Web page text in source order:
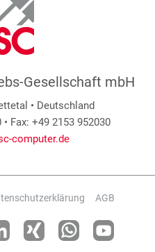
Gesellschaft mbH
• Deutschland
Fax: +49 2153 952030
computer.de
AGB